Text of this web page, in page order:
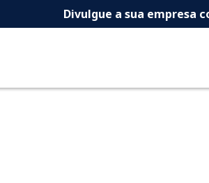
-Dicas
Divulgue a sua empresa